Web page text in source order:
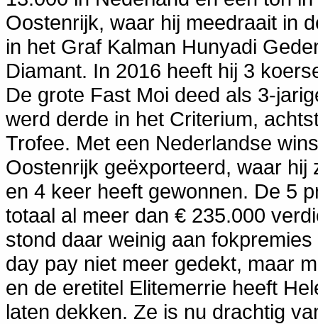
Oostenrijk, waar hij meedraait in
in het Graf Kalman Hunyadi
Diamant. In 2016 heeft hij 3
De grote Fast Moi deed als 3-
werd derde in het Criterium,
Trofee. Met een Nederlandse
Oostenrijk geëxporteerd, waar
en 4 keer heeft gewonnen. De 5
totaal al meer dan € 235.000
stond daar weinig aan
day pay niet meer gedekt, maar
en de eretitel Elitemerrie heeft
laten dekken. Ze is nu drachtig